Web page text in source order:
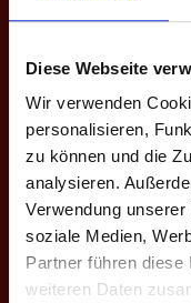
Diese Webseite
Wir verwenden
personalisieren,
zu können und die
analysieren.
Verwendung
soziale Medien,
Partner führen
weiteren Daten
5.
SAISON X:
BPC